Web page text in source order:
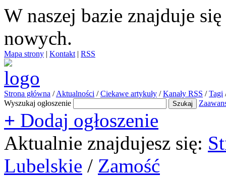
W naszej bazie znajduje się
nowych.
Mapa strony | Kontakt | RSS
Strona główna / Aktualności / Ciekawe artykuły / Kanały RSS / Tagi
Wyszukaj ogłoszenie
+ Dodaj ogłoszenie
Aktualnie znajdujesz się:
Lubelskie / Zamość